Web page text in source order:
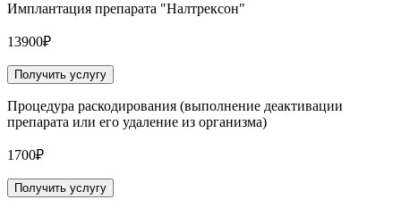
Имплантация препарата "Налтрексон"
13900₽
Получить услугу
Процедура раскодирования (выполнение деактивации
препарата или его удаление из организма)
1700₽
Получить услугу